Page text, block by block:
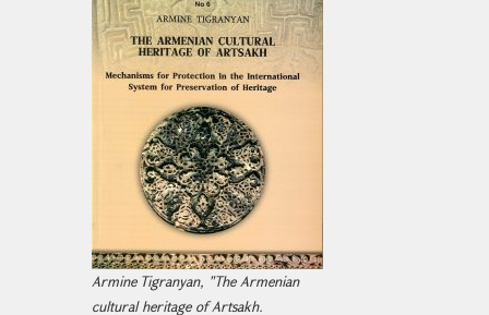
Armine Tigranyan, "The Armenian
cultural heritage of Artsakh.